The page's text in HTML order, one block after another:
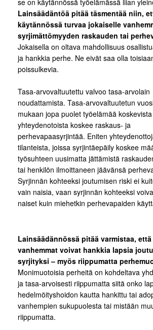
Lainsäädäntöä pitää täsmentää niin,
käytännössä turvaa jokaiselle
syrjimättömyyden raskauden tai
Jokaisella on oltava mahdollisuus
ja hankkia perhe. Ne eivät saa olla
poissulkevia.
Tasa-arvovaltuutettu valvoo tasa-arvolain
noudattamista. Tasa-arvovaltuutetun
mukaan jopa puolet työelämää koskevista
yhteydenotoista koskee raskaus- ja
perhevapaasyrjintää. Eniten
tilanteista, joissa syrjintäepäily koskee
työsuhteen uusimatta jättämistä
tai henkilön ilmoittaneen jäävänsä
Syrjinnän kohteeksi joutumisen riski ei
vain naisia, vaan syrjinnän kohteeksi
naiset kuin miehetkin perhevapaiden
Lainsäädännössä pitää varmistaa,
vanhemmat voivat hankkia lapsia
syrjityksi – myös riippumatta
Monimuotoisia perheitä on kohdeltava
ja tasa-arvoisesti riippumatta siitä onko
hedelmöityshoidon kautta hankittu tai
vanhempien sukupuolesta tai mistään
riippumatta.